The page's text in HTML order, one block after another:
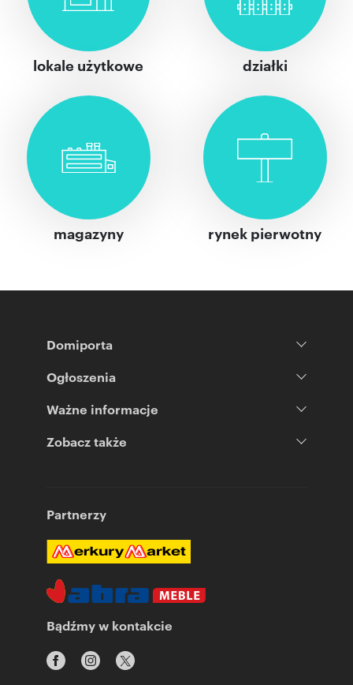
lokale użytkowe działki
magazyny rynek pierwotny
Domiporta
Ogłoszenia
Ważne informacje
Zobacz także
Partnerzy
Bądźmy w kontakcie